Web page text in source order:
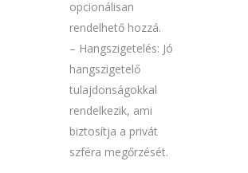
opcionálisan
rendelhető hozzá.
– Hangszigetelés: Jó
hangszigetelő
tulajdonságokkal
rendelkezik, ami
biztosítja a privát
szféra megőrzését.